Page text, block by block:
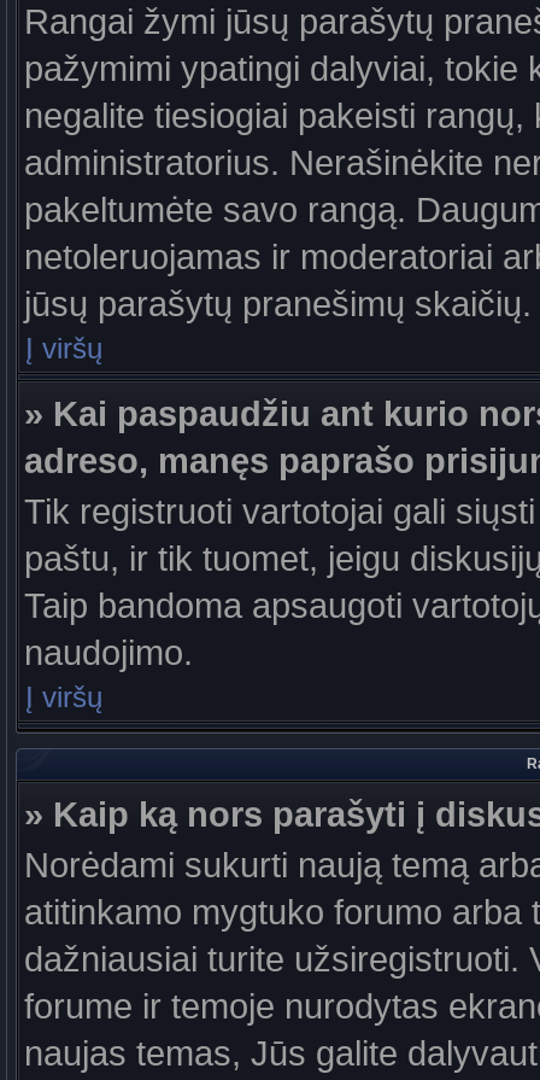
Rangai žymi jūsų parašytų
pažymimi ypatingi dalyviai, tokie
negalite tiesiogiai pakeisti
administratorius. Nerašinėkite
pakeltumėte savo rangą.
netoleruojamas ir moderatoriai
jūsų parašytų pranešimų skaičių.
Į viršų
» Kai paspaudžiu ant kurio
adreso, manęs paprašo
Tik registruoti vartotojai gali
paštu, ir tik tuomet, jeigu
Taip bandoma apsaugoti
naudojimo.
Į viršų
» Kaip ką nors parašyti į
Norėdami sukurti naują temą
atitinkamo mygtuko forumo
dažniausiai turite užsiregistruoti.
forume ir temoje nurodytas
naujas temas, Jūs galite